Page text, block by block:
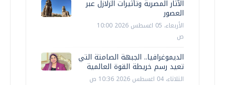
الآثار المصرية وتأثيرات الزلازل عبر
العصور
الأربعاء، 05 اغسطس 2026 10:00
ص
الديموغرافيا.. الجبهة الصامتة التي
تعيد رسم خريطة القوة العالمية
الثلاثاء، 04 اغسطس 2026 10:36 ص